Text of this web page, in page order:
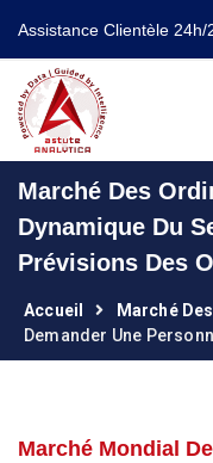
Assistance Clientèle 24h/
Marché Des
Dynamique Du
Prévisions Des
Accueil
Marché
Demander Une
Marché Mondial